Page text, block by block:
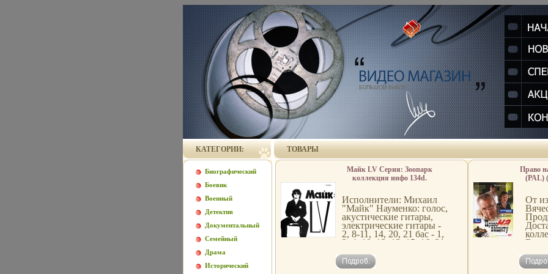
КАТЕГОРИИ:
Биографический
Боевик
Военный
Детектив
Документальный
Семейный
Драма
Исторический
ТОВАРЫ
Майк LV Серия: Зоопарк
коллекция инфо 134d.
Исполнители: Михаил
"Майк" Науменко: голос,
акустические гитары,
электрические гитары -
2, 8-11, 14, 20, 21 бас - 1,
3, 4, 10, 12, 13, 15, 16, 21,
Куликов ("Зоопарк"):
аццбхбас - 2, 5-8, 11, 14,
Право
(PAL)
От
ф-т